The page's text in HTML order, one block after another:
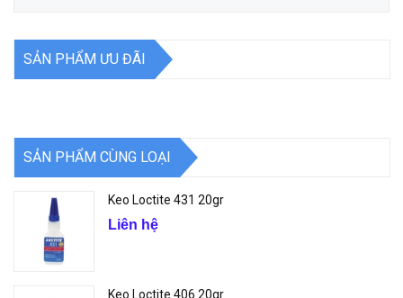
SẢN PHẨM ƯU ĐÃI
SẢN PHẨM CÙNG LOẠI
Keo Loctite 431 20gr
Liên hệ
Keo Loctite 406 20gr